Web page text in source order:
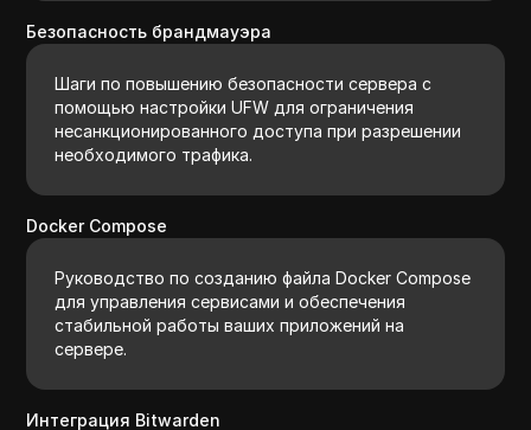
Безопасность брандмауэра
Шаги по повышению безопасности сервера с
помощью настройки UFW для ограничения
несанкционированного доступа при разрешении
необходимого трафика.
Docker Compose
Руководство по созданию файла Docker Compose
для управления сервисами и обеспечения
стабильной работы ваших приложений на
сервере.
Интеграция Bitwarden